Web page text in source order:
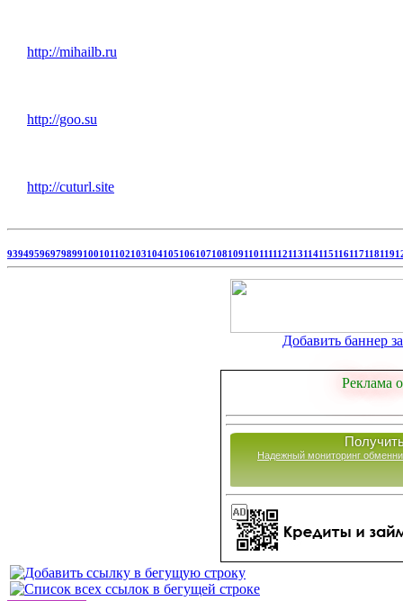
http://mihailb.ru
http://goo.su
http://cuturl.site
93949596979899100101102103104105106107108109110111112113114115116117118119
Добавить баннер
Реклама
Надежный мониторинг